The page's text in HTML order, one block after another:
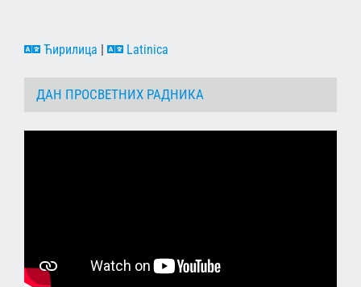
Ћирилица | Latinica
ДАН ПРОСВЕТНИХ РАДНИКА